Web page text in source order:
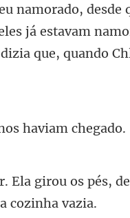
já estavam
os pés,